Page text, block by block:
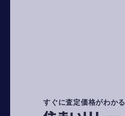
すぐに査定価格がわかる